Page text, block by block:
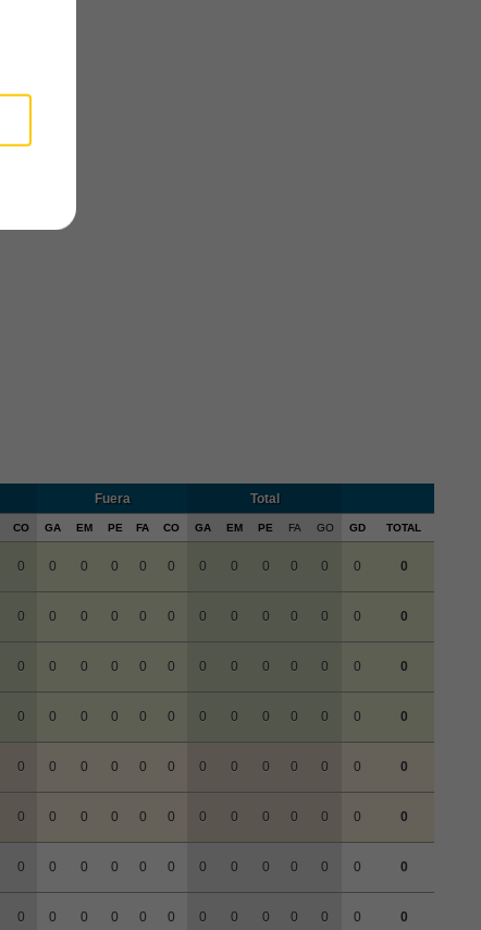
Fuera Total
CO GA EM PE FA CO GA EM PE FA GO GD TOTAL
0 0 0 0 0 0 0 0 0 0 0 0 0
0 0 0 0 0 0 0 0 0 0 0 0 0
0 0 0 0 0 0 0 0 0 0 0 0 0
0 0 0 0 0 0 0 0 0 0 0 0 0
0 0 0 0 0 0 0 0 0 0 0 0 0
0 0 0 0 0 0 0 0 0 0 0 0 0
0 0 0 0 0 0 0 0 0 0 0 0 0
0 0 0 0 0 0 0 0 0 0 0 0 0